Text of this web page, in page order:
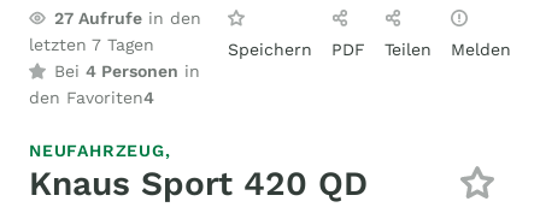
27 Aufrufe in den
letzten 7 Tagen
Bei 4 Personen in
den Favoriten4
Speichern PDF Teilen Melden
NEUFAHRZEUG,
Knaus Sport 420 QD